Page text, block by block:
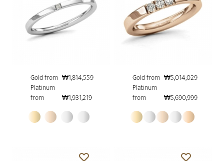
Gold from ₩1,814,559
Platinum
from
₩1,931,219
Gold from ₩5,014,029
Platinum
from
₩5,690,999